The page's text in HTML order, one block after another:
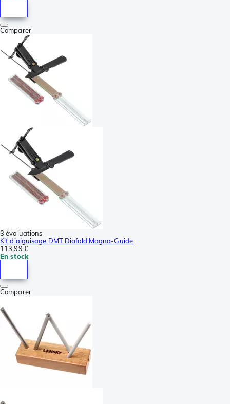
Comparer
3 évaluations
Kit d’aiguisage DMT Diafold Magna-Guide
113,99 €
En stock
Comparer